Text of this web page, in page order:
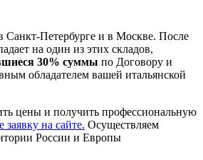
Санкт-Петербурге и в Москве. После
на один из этих складов,
30% суммы по Договору и
обладателем вашей итальянской
цены и получить профессиональную
заявку на сайте. Осуществляем
России и Европы